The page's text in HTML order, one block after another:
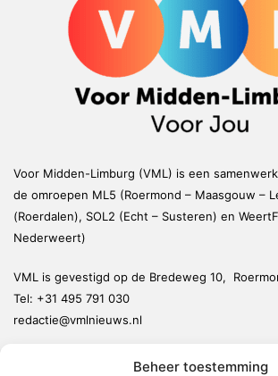
Beheer toestemming
Voor Midden-Limburg (VML) is een
de omroepen ML5 (Roermond – Maasgouw –
(Roerdalen), SOL2 (Echt – Susteren) en
Nederweert)
VML is gevestigd op de Bredeweg 10,
Tel: +31 495 791 030
redactie@vmlnieuws.nl